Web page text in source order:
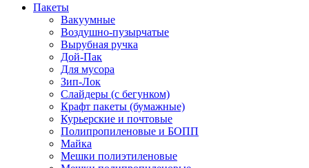
Пакеты
Вакуумные
Воздушно-пузырчатые
Вырубная ручка
Дой-Пак
Для мусора
Зип-Лок
Слайдеры (с бегунком)
Крафт пакеты (бумажные)
Курьерские и почтовые
Полипропиленовые и БОПП
Майка
Мешки полиэтиленовые